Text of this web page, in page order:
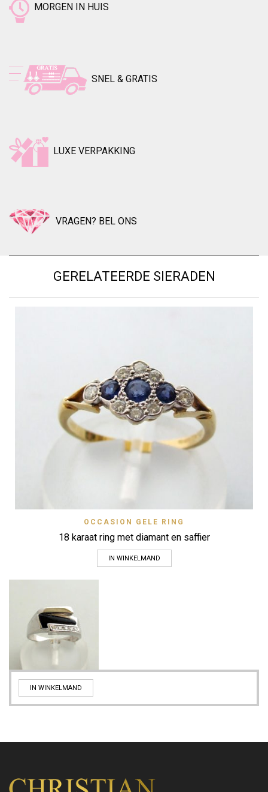
MORGEN IN HUIS
SNEL & GRATIS
LUXE VERPAKKING
VRAGEN? BEL ONS
GERELATEERDE SIERADEN
OCCASION GELE RING
18 karaat ring met diamant en saffier
IN WINKELMAND
IN WINKELMAND